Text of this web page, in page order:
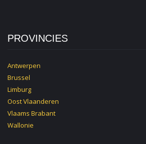
PROVINCIES
Antwerpen
Brussel
Limburg
Oost Vlaanderen
Vlaams Brabant
Wallonie